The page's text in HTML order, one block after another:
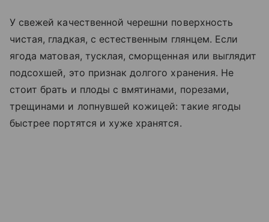
У свежей качественной черешни поверхность
чистая, гладкая, с естественным глянцем. Если
ягода матовая, тусклая, сморщенная или выглядит
подсохшей, это признак долгого хранения. Не
стоит брать и плоды с вмятинами, порезами,
трещинами и лопнувшей кожицей: такие ягоды
быстрее портятся и хуже хранятся.